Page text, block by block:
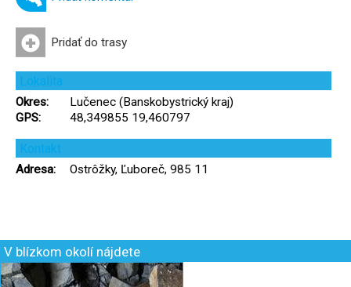
Pridať do trasy
Lokalita
Okres:
Lučenec (Banskobystrický kraj)
GPS:
48,349855 19,460797
Kontakt
Adresa: Ostrôžky, Ľuboreč, 985 11
V blízkom okolí nájdete